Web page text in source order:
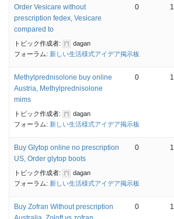
Order Vesicare without
prescription fedex, Vesicare
compared to
トピック作成者:
dagan
フォーラム: 新しい生活様式アイデア掲示板
0 1
Methylprednisolone buy online
Austria, Methylprednisolone
mims
トピック作成者:
dagan
フォーラム: 新しい生活様式アイデア掲示板
0 1
Buy Glytop online no prescription
US, Order glytop boots
トピック作成者:
dagan
フォーラム: 新しい生活様式アイデア掲示板
0 1
Buy Zofran Without prescription
0 1